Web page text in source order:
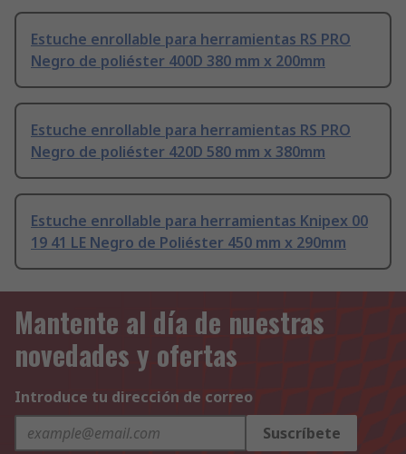
Estuche enrollable para herramientas RS PRO
Negro de poliéster 400D 380 mm x 200mm
Estuche enrollable para herramientas RS PRO
Negro de poliéster 420D 580 mm x 380mm
Estuche enrollable para herramientas Knipex 00
19 41 LE Negro de Poliéster 450 mm x 290mm
Mantente al día de nuestras
novedades y ofertas
Introduce tu dirección de correo
Suscríbete